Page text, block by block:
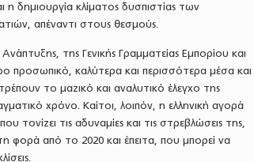
δημιουργία κλίματος δυσπιστίας των
απέναντι στους θεσμούς.
της Γενικής Γραμματείας Εμπορίου και
προσωπικό, καλύτερα και περισσότερα μέσα και
το μαζικό και αναλυτικό έλεγχο της
χρόνο. Καίτοι, λοιπόν, η ελληνική αγορά
τονίζει τις αδυναμίες και τις στρεβλώσεις της,
φορά από το 2020 και έπειτα, που μπορεί να